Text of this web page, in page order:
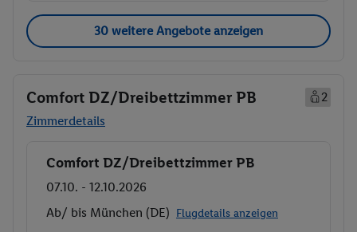
30 weitere Angebote anzeigen
Comfort DZ/Dreibettzimmer PB
2
Zimmerdetails
Buchen
Comfort DZ/Dreibettzimmer PB
07.10. - 12.10.2026
Ab/ bis München (DE) Flugdetails anzeigen